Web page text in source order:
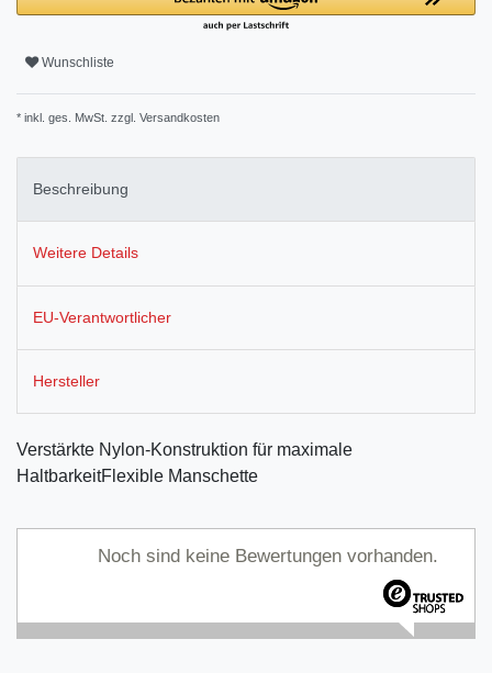
Wunschliste
* inkl. ges. MwSt. zzgl. Versandkosten
Beschreibung
Weitere Details
EU-Verantwortlicher
Hersteller
Verstärkte Nylon-Konstruktion für maximale
HaltbarkeitFlexible Manschette
Noch sind keine Bewertungen vorhanden.